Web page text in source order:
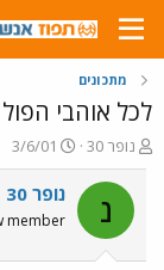
מתכונים
לכל אוהבי
פ
ו
ת
ח
ה
נופר 30
פ
ו
ר
ם
3/6/01
נ נופר 30
member